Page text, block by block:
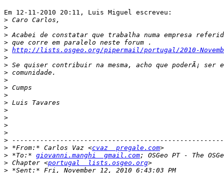
Em 12-11-2010 20:11, Luis Miguel escreveu:
>
>
>
>
> http://lists.osgeo.org/pipermail/portugal/2010-
>
>
>
>
>
>
>
>
>
>
>
>
> *From:* Carlos Vaz <cvaz  pregale.com
> *To:* giovanni.manghi  gmail.com
> Chapter <portugal  lists.osgeo.org
>